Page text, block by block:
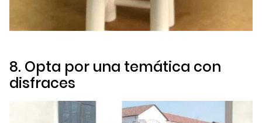
8. Opta por una temática con
disfraces